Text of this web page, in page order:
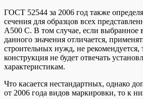
ГОСТ 52544 за 2006 год также
сечения для образцов всех
А500 С. В том случае, если выбранное
данного значения отличается,
строительных нужд, не рекомендуется,
конструкция не будет отвечать
характеристикам.
Что касается нестандартных, однако
от 2006 года видов маркировки, то к